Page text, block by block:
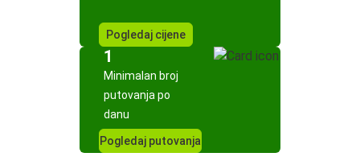
Pogledaj cijene
1
Minimalan broj
putovanja po
danu
Pogledaj putovanja